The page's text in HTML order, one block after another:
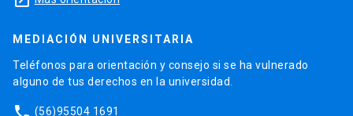
MEDIACIÓN UNIVERSITARIA
Teléfonos para orientación y consejo si se ha vulnerado
alguno de tus derechos en la universidad.
(56)95504 1691